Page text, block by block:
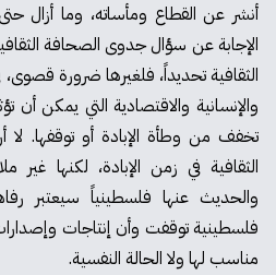
أنشر عن القطاع ومأساته، وما أزال
الإجابة عن سؤال جدوى الصحافة
الثقافية تحديداً، فلغيرها ضرورة قصوى،
والإنسانية والاقتصادية التي يمكن
تخفف من وطأة الإبادة أو توقفها.
الثقافية في زمن الإبادة، لكنها غير
والحديث عنها فلسطينياً سيعتبر
فلسطينية توقفت وأن إنتاجات
مناسب لها ولا الحالة النفسية.